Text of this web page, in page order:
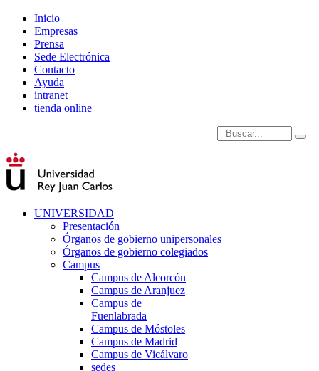
Inicio
Empresas
Prensa
Sede Electrónica
Contacto
Ayuda
intranet
tienda online
Introduce términos de
UNIVERSIDAD
Presentación
Órganos de gobierno unipersonales
Órganos de gobierno colegiados
Campus
Campus de Alcorcón
Campus de Aranjuez
Campus de
Fuenlabrada
Campus de Móstoles
Campus de Madrid
Campus de Vicálvaro
sedes